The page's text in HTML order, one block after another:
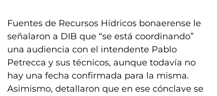
Fuentes de Recursos Hídricos bonaerense le
señalaron a DIB que “se está coordinando”
una audiencia con el intendente Pablo
Petrecca y sus técnicos, aunque todavía no
hay una fecha confirmada para la misma.
Asimismo, detallaron que en ese cónclave se